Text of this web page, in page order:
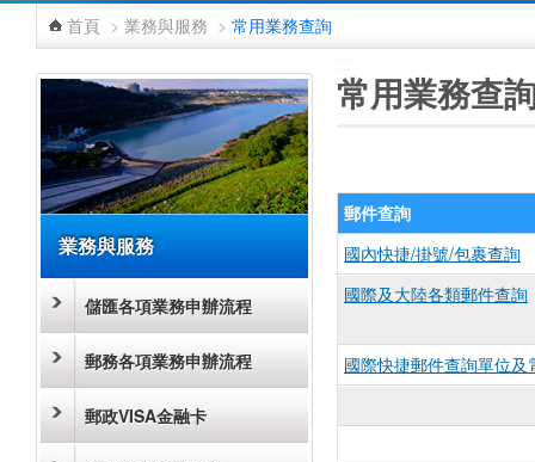
首頁 > 業務與服務 > 常用業務查詢
業務與服務
儲匯各項業務申辦流程
郵務各項業務申辦流程
郵政VISA金融卡
常用業務查
郵件查詢
國內快捷/掛號/包裹查詢
國際及大陸各類郵件查詢
國際快捷郵件查詢單位及